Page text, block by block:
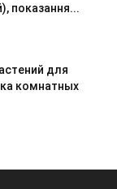
показання...
для
комнатных